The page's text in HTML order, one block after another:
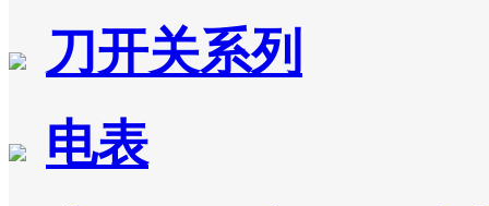
刀开关系列
电表